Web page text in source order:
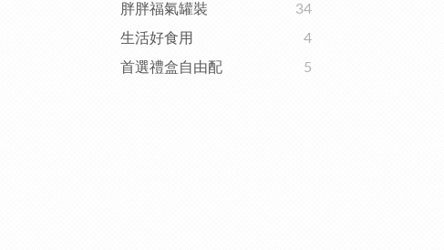
胖胖福氣罐裝
34
生活好食用
4
首選禮盒自由配
5